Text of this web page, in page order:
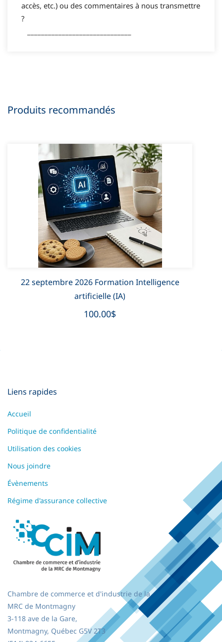
accès, etc.) ou des commentaires à nous transmettre
?
Produits recommandés
22 septembre 2026 Formation Intelligence
artificielle (IA)
100.00$
Liens rapides
Accueil
Politique de confidentialité
Utilisation des cookies
Nous joindre
Évènements
Régime d'assurance collective
Chambre de commerce et d'industrie de la
MRC de Montmagny
3-118 ave de la Gare,
Montmagny, Québec G5V 2T3